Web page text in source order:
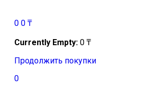
0 0 ₸
Currently Empty: 0 ₸
Продолжить покупки
0